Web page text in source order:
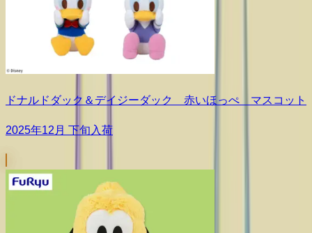
ドナルドダック＆デイジーダック 赤いほっぺ マスコット
2025年12月 下旬入荷